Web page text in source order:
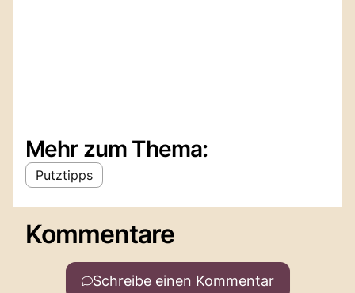
Mehr zum Thema:
Putztipps
Kommentare
Schreibe einen Kommentar